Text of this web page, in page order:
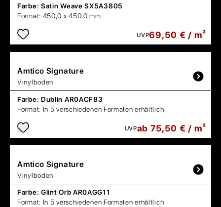
Farbe: Satin Weave SX5A3805
Format: 450,0 x 450,0 mm
UVP69,50 € / m²
Amtico Signature
Vinylboden
Farbe: Dublin AR0ACF83
Format: In 5 verschiedenen Formaten erhältlich
UVPab 75,50 € / m²
Amtico Signature
Vinylboden
Farbe: Glint Orb AR0AGG11
Format: In 5 verschiedenen Formaten erhältlich